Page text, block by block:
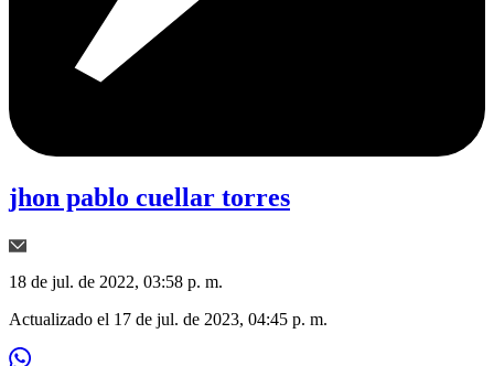
jhon pablo cuellar torres
18 de jul. de 2022, 03:58 p. m.
Actualizado el 17 de jul. de 2023, 04:45 p. m.